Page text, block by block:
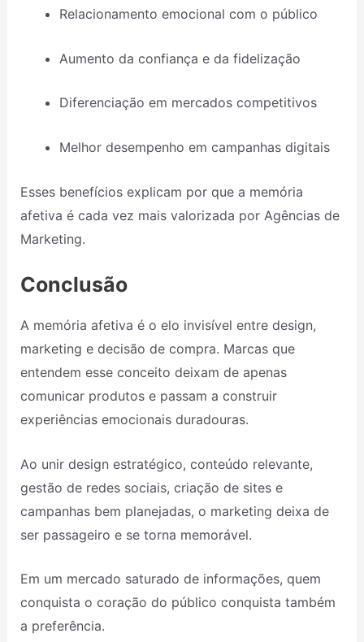
Relacionamento emocional com o público
Aumento da confiança e da fidelização
Diferenciação em mercados competitivos
Melhor desempenho em campanhas digitais
Esses benefícios explicam por que a memória
afetiva é cada vez mais valorizada por Agências de
Marketing.
Conclusão
A memória afetiva é o elo invisível entre design,
marketing e decisão de compra. Marcas que
entendem esse conceito deixam de apenas
comunicar produtos e passam a construir
experiências emocionais duradouras.
Ao unir design estratégico, conteúdo relevante,
gestão de redes sociais, criação de sites e
campanhas bem planejadas, o marketing deixa de
ser passageiro e se torna memorável.
Em um mercado saturado de informações, quem
conquista o coração do público conquista também
a preferência.